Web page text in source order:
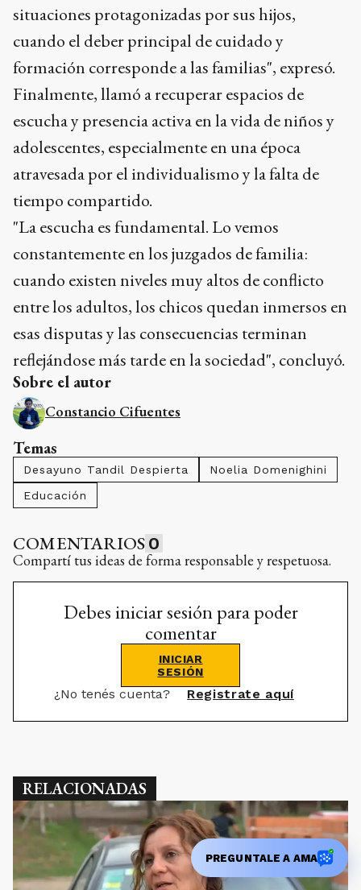
situaciones protagonizadas por sus hijos,
cuando el deber principal de cuidado y
formación corresponde a las familias", expresó.
Finalmente, llamó a recuperar espacios de
escucha y presencia activa en la vida de niños y
adolescentes, especialmente en una época
atravesada por el individualismo y la falta de
tiempo compartido.
"La escucha es fundamental. Lo vemos
constantemente en los juzgados de familia:
cuando existen niveles muy altos de conflicto
entre los adultos, los chicos quedan inmersos en
esas disputas y las consecuencias terminan
reflejándose más tarde en la sociedad", concluyó.
Sobre el autor
Constancio Cifuentes
Temas
Desayuno Tandil Despierta
Noelia Domenighini
Educación
COMENTARIOS 0
Compartí tus ideas de forma responsable y respetuosa.
Debes iniciar sesión para poder
comentar
INICIAR
SESIÓN
¿No tenés cuenta? Registrate aquí
RELACIONADAS
PREGUNTALE A AMA